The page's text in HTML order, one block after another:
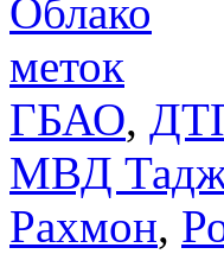
Облако
меток
ГБАО,
МВД
Рахмон,